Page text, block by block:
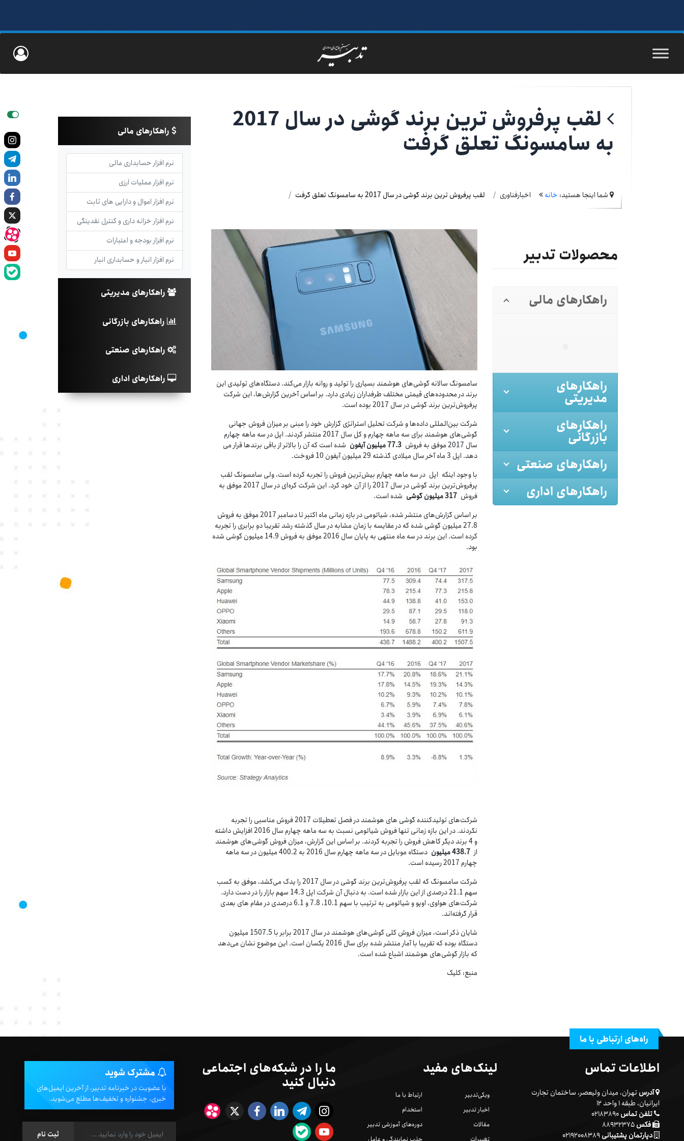
لقب پرفروش ترین برند گوشی در سال 2017
به سامسونگ تعلق گرفت
شما اینجا هستید: خانه اخبارفناوری لقب پرفروش ترین برند گوشی در سال 2017 به سامسونگ تعلق گرفت
سامسونگ سالانه گوشی‌های هوشمند بسیاری را تولید و روانه بازار می‌کند. دستگاه‌های تولیدی این
برند در محدوده‌های قیمتی مختلف طرفداران زیادی دارد. بر اساس آخرین گزارش‌ها، این شرکت
پرفروش‌ترین برند گوشی در سال 2017 بوده است.
شرکت بین‌المللی داده‌ها و شرکت تحلیل استراتژی گزارش خود را مبنی بر میزان فروش جهانی
گوشی‌های هوشمند برای سه ماهه چهارم و کل سال 2017 منتشر کردند. اپل در سه ماهه چهارم
سال 2017 موفق به فروش
77.3میلیون آیفون شده است که آن را بالاتر از باقی برندها قرار می
دهد. اپل 3 ماه آخر سال میلادی گذشته 29 میلیون آیفون 10 فروخت.
با وجود اینکه اپل در سه ماهه چهارم بیش‌ترین فروش را تجربه کرده است، ولی سامسونگ لقب
پرفروش‌ترین برند گوشی در سال 2017 را از آن خود کرد. این شرکت کره‌ای در سال 2017 موفق به
فروش317میلیون گوشی شده است.
بر اساس گزارش‌های منتشر شده، شیائومی در بازه زمانی ماه اکتبر تا دسامبر 2017 موفق به فروش
27.8 میلیون گوشی شده که در مقایسه با زمان مشابه در سال گذشته رشد تقریبا دو برابری را تجربه
کرده است. این برند در سه ماه منتهی به پایان سال 2016 موفق به فروش 14.9 میلیون گوشی شده
بود.
شرکت‌های تولیدکننده گوشی های هوشمند در فصل تعطیلات 2017 فروش مناسبی را تجربه
نکردند. در این بازه زمانی تنها فروش شیائومی نسبت به سه ماهه چهارم سال 2016 افزایش داشته
و 4 برند دیگر کاهش فروش را تجربه کردند. بر اساس این گزارش، میزان فروش گوشی‌های هوشمند
از438.7میلیون
دستگاه موبایل در سه ماهه چهارم سال 2016 به 400.2 میلیون در سه ماهه
چهارم 2017 رسیده است.
شرکت سامسونگ که لقب پرفروش‌ترین برند گوشی در سال 2017 را یدک می‌کشد، موفق به کسب
سهم 21.1 درصدی از این بازار شده است. به دنبال آن شرکت اپل 14.3 سهم بازار را در دست دارد.
شرکت‌های هواوی، اوپو و شیائومی به ترتیب با سهم 10.1، 7.8 و 6.1 درصدی در مقام های بعدی
قرار گرفته‌اند.
شایان ذکر است، میزان فروش کلی گوشی‌های هوشمند در سال 2017 برابر با 1507.5 میلیون
دستگاه بوده که تقریبا با آمار منتشر شده برای سال 2016 یکسان است. این موضوع نشان می‌دهد
که بازار گوشی‌های هوشمند اشباع شده است.
منبع: کلیک
محصولات تدبیر
راهکارهای مالی
راهکارهای
مدیریتی
راهکارهای
بازرگانی
راهکارهای صنعتی
راهکارهای اداری
راهکارهای مالی
نرم افزار حسابداری مالی
نرم افزار عملیات ارزی
نرم افزار اموال و دارایی های ثابت
نرم افزار خزانه داری و کنترل نقدینگی
نرم افزار بودجه و اعتبارات
نرم افزار انبار و حسابداری انبار
راهکارهای مدیریتی
راهکارهای بازرگانی
راهکارهای صنعتی
راهکارهای اداری
راه‌های ارتباطی با ما
اطلاعات تماس
آدرستهران، میدان ولیعصر، ساختمان تجارت
ایرانیان، طبقه ۱ واحد ۱۲
تلفن تماس۰۲۱۸۳۸۹۰
فکس
دپارتمان پشتیبانی۰۲۱۹۲۰۰۸۳۸۹
لینک‌های مفید
ویکی‌تدبیر
اخبار تدبیر
مقالات
ارتباط با ما
استخدام
دوره‌های آموزشی تدبیر
ما را در شبکه‌های اجتماعی
دنبال کنید مشترک شوید
با عضویت در خبرنامه تدبیر، از آخرین ایمیل‌های
خبری، جشنواره و تخفیف‌ها مطلع می‌شوید.